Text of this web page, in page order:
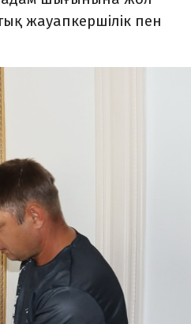
жауапкершілік пен